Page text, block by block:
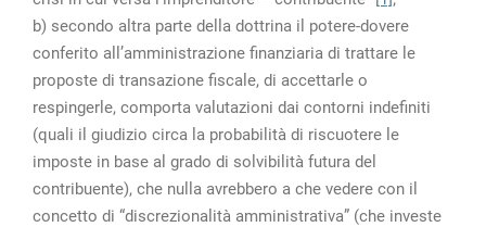
b) secondo altra parte della dottrina il potere-dovere
conferito all’amministrazione finanziaria di trattare le
proposte di transazione fiscale, di accettarle o
respingerle, comporta valutazioni dai contorni indefiniti
(quali il giudizio circa la probabilità di riscuotere le
imposte in base al grado di solvibilità futura del
contribuente), che nulla avrebbero a che vedere con il
concetto di “discrezionalità amministrativa” (che investe